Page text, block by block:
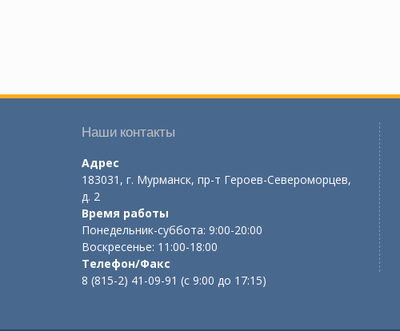
Наши контакты
Адрес
183031, г. Мурманск, пр-т Героев-Североморцев,
д. 2
Время работы
Понедельник-суббота: 9:00-20:00
Воскресенье: 11:00-18:00
Телефон/Факс
8 (815-2) 41-09-91 (с 9:00 до 17:15)